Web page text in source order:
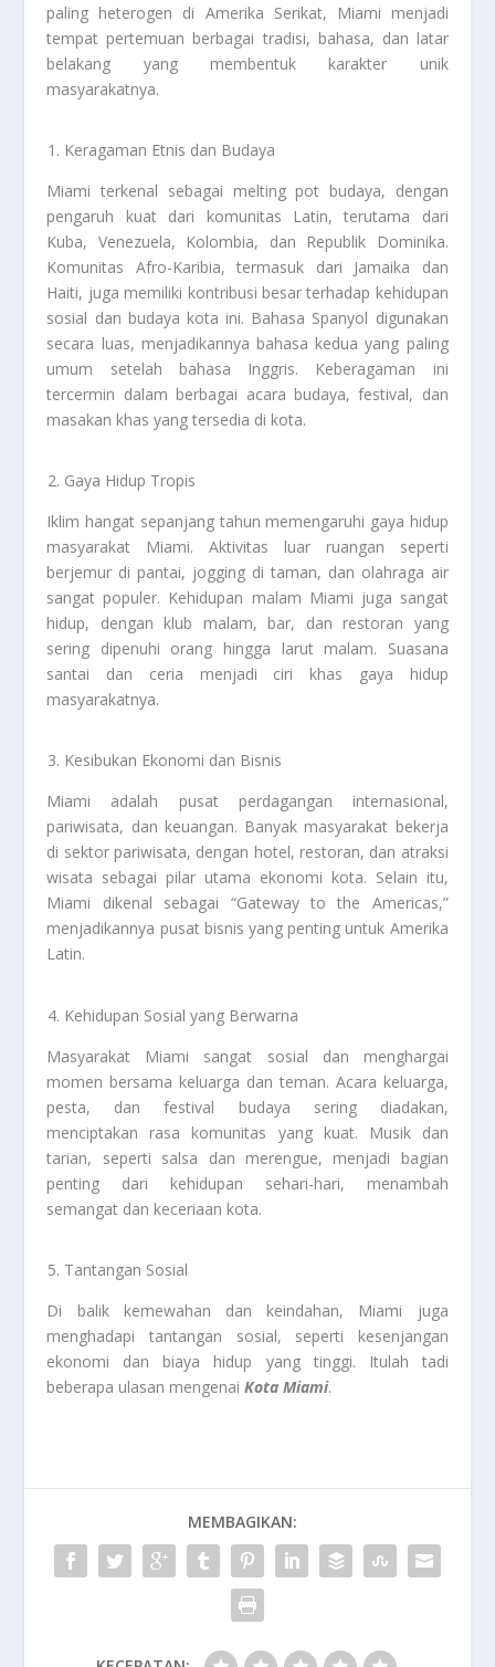
paling heterogen di Amerika Serikat, Miami menjadi
tempat pertemuan berbagai tradisi, bahasa, dan latar
belakang yang membentuk karakter unik
masyarakatnya.
Keragaman Etnis dan Budaya
Miami terkenal sebagai melting pot budaya, dengan
pengaruh kuat dari komunitas Latin, terutama dari
Kuba, Venezuela, Kolombia, dan Republik Dominika.
Komunitas Afro-Karibia, termasuk dari Jamaika dan
Haiti, juga memiliki kontribusi besar terhadap kehidupan
sosial dan budaya kota ini. Bahasa Spanyol digunakan
secara luas, menjadikannya bahasa kedua yang paling
umum setelah bahasa Inggris. Keberagaman ini
tercermin dalam berbagai acara budaya, festival, dan
masakan khas yang tersedia di kota.
Gaya Hidup Tropis
Iklim hangat sepanjang tahun memengaruhi gaya hidup
masyarakat Miami. Aktivitas luar ruangan seperti
berjemur di pantai, jogging di taman, dan olahraga air
sangat populer. Kehidupan malam Miami juga sangat
hidup, dengan klub malam, bar, dan restoran yang
sering dipenuhi orang hingga larut malam. Suasana
santai dan ceria menjadi ciri khas gaya hidup
masyarakatnya.
Kesibukan Ekonomi dan Bisnis
Miami adalah pusat perdagangan internasional,
pariwisata, dan keuangan. Banyak masyarakat bekerja
di sektor pariwisata, dengan hotel, restoran, dan atraksi
wisata sebagai pilar utama ekonomi kota. Selain itu,
Miami dikenal sebagai “Gateway to the Americas,”
menjadikannya pusat bisnis yang penting untuk Amerika
Latin.
Kehidupan Sosial yang Berwarna
Masyarakat Miami sangat sosial dan menghargai
momen bersama keluarga dan teman. Acara keluarga,
pesta, dan festival budaya sering diadakan,
menciptakan rasa komunitas yang kuat. Musik dan
tarian, seperti salsa dan merengue, menjadi bagian
penting dari kehidupan sehari-hari, menambah
semangat dan keceriaan kota.
Tantangan Sosial
Di balik kemewahan dan keindahan, Miami juga
menghadapi tantangan sosial, seperti kesenjangan
ekonomi dan biaya hidup yang tinggi. Itulah tadi
beberapa ulasan mengenaiKota Miami.
MEMBAGIKAN: